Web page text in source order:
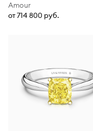
Amour
от 714 800 руб.